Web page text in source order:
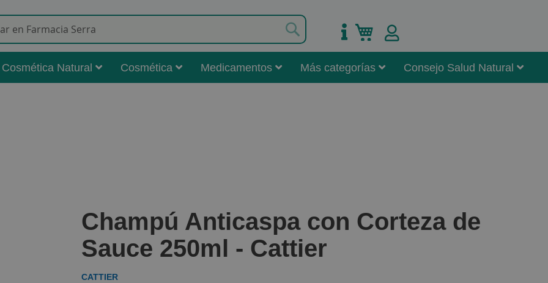
Mi carrito
Cosmética Natural Cosmética Medicamentos Más categorías Consejo Salud Natural
Champú Anticaspa con Corteza de
Sauce 250ml - Cattier
CATTIER